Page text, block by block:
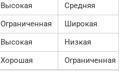
Высокая
Средняя
Ограниченная
Широкая
Высокая
Низкая
Хорошая Ограниченная